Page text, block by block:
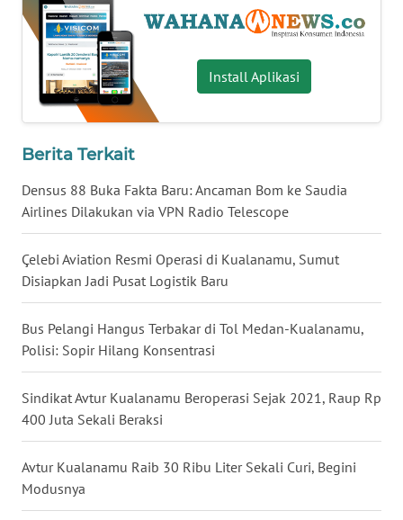
Install Aplikasi
Berita Terkait
Densus 88 Buka Fakta Baru: Ancaman Bom ke Saudia
Airlines Dilakukan via VPN Radio Telescope
Çelebi Aviation Resmi Operasi di Kualanamu, Sumut
Disiapkan Jadi Pusat Logistik Baru
Bus Pelangi Hangus Terbakar di Tol Medan-Kualanamu,
Polisi: Sopir Hilang Konsentrasi
Sindikat Avtur Kualanamu Beroperasi Sejak 2021, Raup Rp
400 Juta Sekali Beraksi
Avtur Kualanamu Raib 30 Ribu Liter Sekali Curi, Begini
Modusnya
WN
BABEL
WN
SUMBAR
WN
WN
JATENG
WN
NUSANTARA
WN
JOGJA